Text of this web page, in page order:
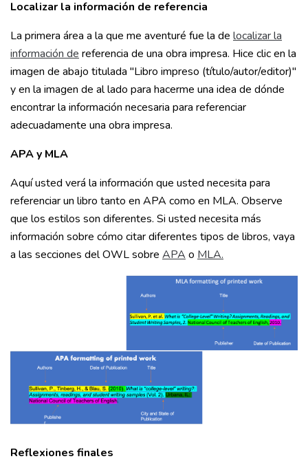
Localizar la información de referencia
La primera área a la que me aventuré fue la de localizar la
información de referencia de una obra impresa. Hice clic en la
imagen de abajo titulada "Libro impreso (título/autor/editor)"
y en la imagen de al lado para hacerme una idea de dónde
encontrar la información necesaria para referenciar
adecuadamente una obra impresa.
APA y MLA
Aquí usted verá la información que usted necesita para
referenciar un libro tanto en APA como en MLA. Observe
que los estilos son diferentes. Si usted necesita más
información sobre cómo citar diferentes tipos de libros, vaya
a las secciones del OWL sobre APA o MLA.
Reflexiones finales